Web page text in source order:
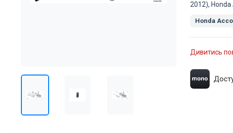
2012), Honda
Honda
Дивитись